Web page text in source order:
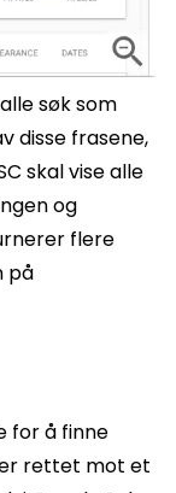
søk som
disse frasene,
skal vise alle
og
flere
på
for å finne
rettet mot et